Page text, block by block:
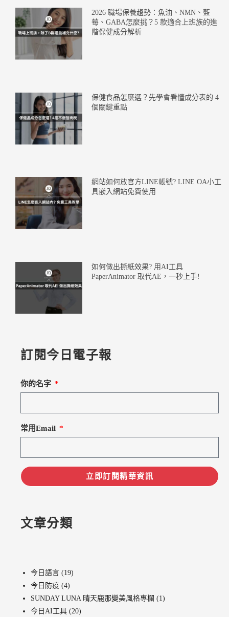
2026 職場保養趨勢：魚油、NMN、藍
莓、GABA怎麼挑？5 款適合上班族的進
階保健成分解析
保健食品怎麼選？先學會看懂成分表的 4
個關鍵重點
網站如何放官方LINE帳號? LINE OA小工
具嵌入網站免費使用
如何做出撕紙效果? 用AI工具
PaperAnimator 取代AE，一秒上手!
訂閱今日電子報
你的名字
常用Email
立即訂閱精華資訊
文章分類
今日語言 (19)
今日防疫 (4)
SUNDAY LUNA 晴天鹿那變美風格專欄 (1)
今日AI工具 (20)